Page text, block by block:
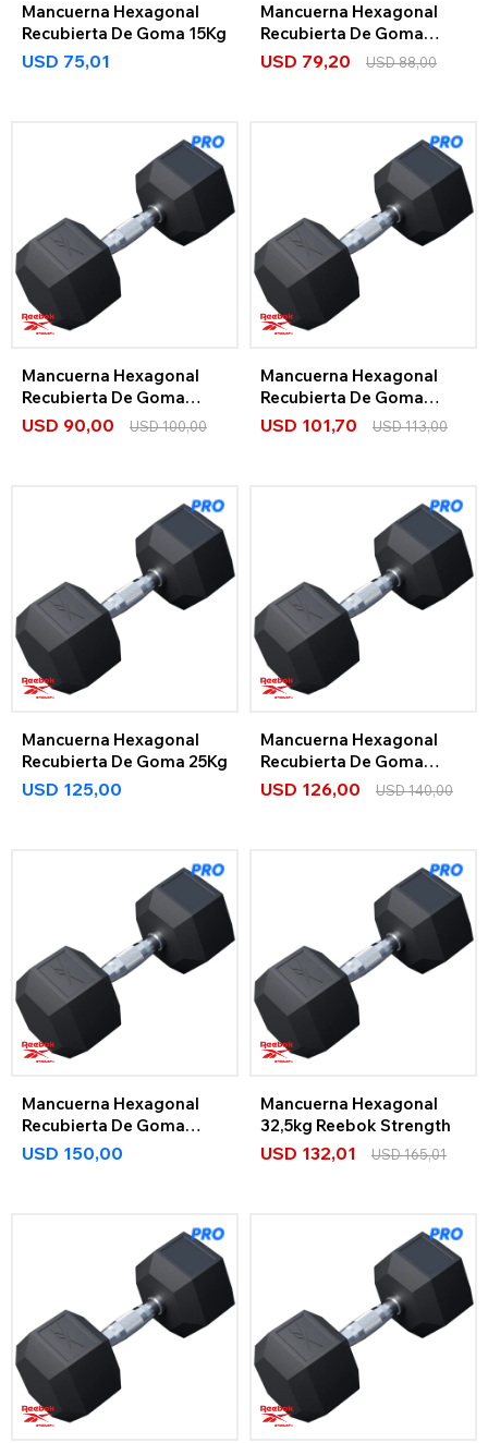
Mancuerna Hexagonal
Recubierta De Goma 15Kg
USD 75,01
Mancuerna Hexagonal
Recubierta De Goma
17,5Kg
USD 79,20 USD88,00
Mancuerna Hexagonal
Recubierta De Goma
20Kg
USD 90,00 USD100,00
Mancuerna Hexagonal
Recubierta De Goma
22,5Kg
USD 101,70 USD113,00
Mancuerna Hexagonal
Recubierta De Goma 25Kg
USD 125,00
Mancuerna Hexagonal
Recubierta De Goma
27,5Kg
USD 126,00 USD140,00
Mancuerna Hexagonal
Recubierta De Goma
30Kg
USD 150,00
Mancuerna Hexagonal
32,5kg Reebok Strength
USD 132,01 USD165,01